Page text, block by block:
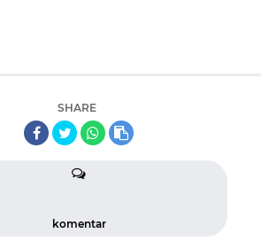
SHARE
komentar